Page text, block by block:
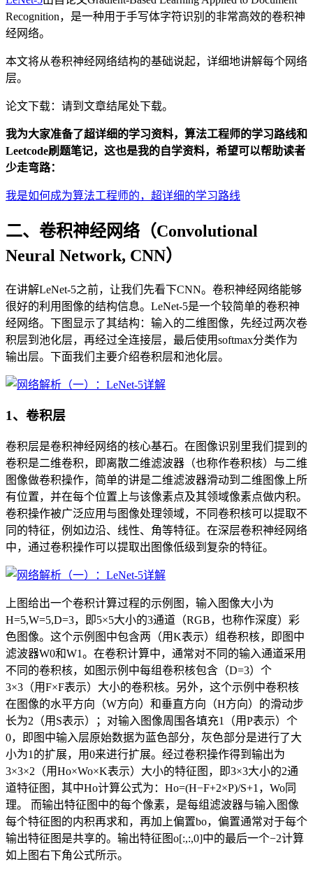
Recognition，是一种用于手写体字符识别的非常高效的卷积神
经网络。
本文将从卷积神经网络结构的基础说起，详细地讲解每个网络
层。
论文下载：请到文章结尾处下载。
我为大家准备了超详细的学习资料，算法工程师的学习路线和
Leetcode刷题笔记，这也是我的自学资料，希望可以帮助读者
少走弯路：
我是如何成为算法工程师的，超详细的学习路线
二、卷积神经网络（Convolutional
Neural Network, CNN）
在讲解LeNet-5之前，让我们先看下CNN。卷积神经网络能够
很好的利用图像的结构信息。LeNet-5是一个较简单的卷积神
经网络。下图显示了其结构：输入的二维图像，先经过两次卷
积层到池化层，再经过全连接层，最后使用softmax分类作为
输出层。下面我们主要介绍卷积层和池化层。
1、卷积层
卷积层是卷积神经网络的核心基石。在图像识别里我们提到的
卷积是二维卷积，即离散二维滤波器（也称作卷积核）与二维
图像做卷积操作，简单的讲是二维滤波器滑动到二维图像上所
有位置，并在每个位置上与该像素点及其领域像素点做内积。
卷积操作被广泛应用与图像处理领域，不同卷积核可以提取不
同的特征，例如边沿、线性、角等特征。在深层卷积神经网络
中，通过卷积操作可以提取出图像低级到复杂的特征。
上图给出一个卷积计算过程的示例图，输入图像大小为
H=5,W=5,D=3，即5×5大小的3通道（RGB，也称作深度）彩
色图像。这个示例图中包含两（用K表示）组卷积核，即图中
滤波器W0和W1。在卷积计算中，通常对不同的输入通道采用
不同的卷积核，如图示例中每组卷积核包含（D=3）个
3×3（用F×F表示）大小的卷积核。另外，这个示例中卷积核
在图像的水平方向（W方向）和垂直方向（H方向）的滑动步
长为2（用S表示）；对输入图像周围各填充1（用P表示）个
0，即图中输入层原始数据为蓝色部分，灰色部分是进行了大
小为1的扩展，用0来进行扩展。经过卷积操作得到输出为
3×3×2（用Ho×Wo×K表示）大小的特征图，即3×3大小的2通
道特征图，其中Ho计算公式为：Ho=(H−F+2×P)/S+1，Wo同
理。 而输出特征图中的每个像素，是每组滤波器与输入图像
每个特征图的内积再求和，再加上偏置bo，偏置通常对于每个
输出特征图是共享的。输出特征图o[:,:,0]中的最后一个−2计算
如上图右下角公式所示。